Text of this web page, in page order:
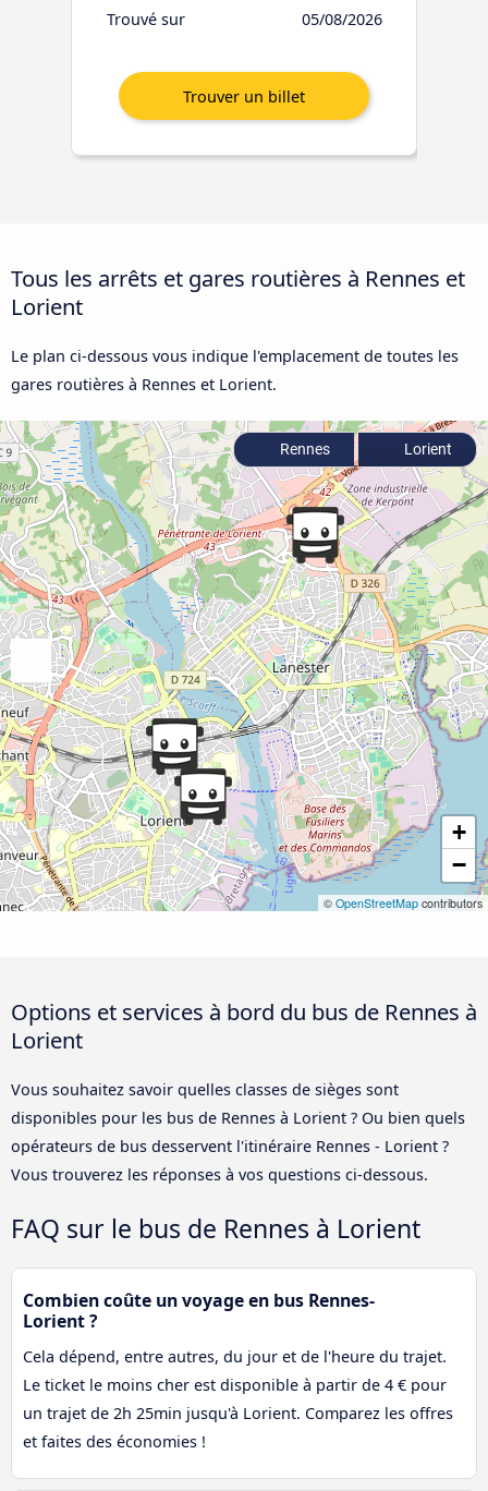
Trouvé sur
05/08/2026
Tous les arrêts et gares routières à Rennes et
Lorient
Le plan ci-dessous vous indique l'emplacement de toutes les
gares routières à Rennes et Lorient.
+
−
© OpenStreetMap contributors
Rennes Lorient
Options et services à bord du bus de Rennes à
Lorient
Vous souhaitez savoir quelles classes de sièges sont
disponibles pour les bus de Rennes à Lorient ? Ou bien quels
opérateurs de bus desservent l'itinéraire Rennes - Lorient ?
Vous trouverez les réponses à vos questions ci-dessous.
FAQ sur le bus de Rennes à Lorient
Combien coûte un voyage en bus Rennes-
Lorient ?
Cela dépend, entre autres, du jour et de l'heure du trajet.
Le ticket le moins cher est disponible à partir de 4 € pour
un trajet de 2h 25min jusqu'à Lorient. Comparez les offres
et faites des économies !